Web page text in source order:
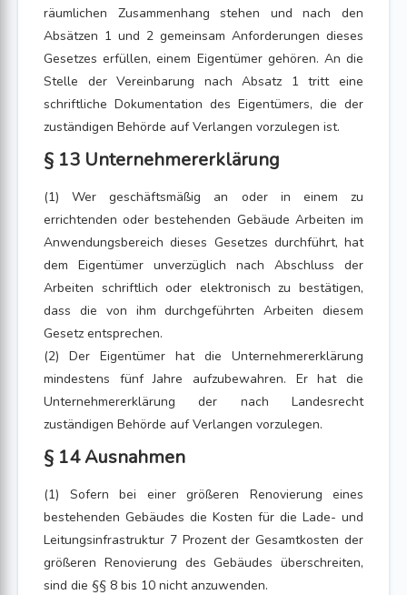
räumlichen Zusammenhang stehen und nach den
Absätzen 1 und 2 gemeinsam Anforderungen dieses
Gesetzes erfüllen, einem Eigentümer gehören. An die
Stelle der Vereinbarung nach Absatz 1 tritt eine
schriftliche Dokumentation des Eigentümers, die der
zuständigen Behörde auf Verlangen vorzulegen ist.
§ 13 Unternehmererklärung
(1) Wer geschäftsmäßig an oder in einem zu
errichtenden oder bestehenden Gebäude Arbeiten im
Anwendungsbereich dieses Gesetzes durchführt, hat
dem Eigentümer unverzüglich nach Abschluss der
Arbeiten schriftlich oder elektronisch zu bestätigen,
dass die von ihm durchgeführten Arbeiten diesem
Gesetz entsprechen.
(2) Der Eigentümer hat die Unternehmererklärung
mindestens fünf Jahre aufzubewahren. Er hat die
Unternehmererklärung der nach Landesrecht
zuständigen Behörde auf Verlangen vorzulegen.
§ 14 Ausnahmen
(1) Sofern bei einer größeren Renovierung eines
bestehenden Gebäudes die Kosten für die Lade- und
Leitungsinfrastruktur 7 Prozent der Gesamtkosten der
größeren Renovierung des Gebäudes überschreiten,
sind die §§ 8 bis 10 nicht anzuwenden.